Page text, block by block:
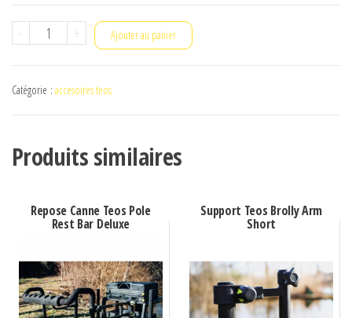
-
quantité
de
Pole
+ Ajouter au panier
Catégorie : accesoires teos
Produits similaires
Repose Canne Teos Pole
Rest Bar Deluxe
Support Teos Brolly Arm
Short